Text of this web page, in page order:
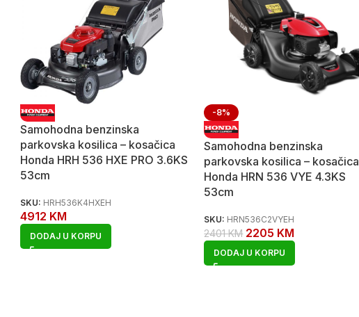
Samohodna benzinska
parkovska kosilica – kosačica
Honda HRH 536 HXE PRO 3.6KS
53cm
SKU: HRH536K4HXEH
4912 KM
DODAJ U KORPU
-8%
Samohodna benzinska
parkovska kosilica – kosačica
Honda HRN 536 VYE 4.3KS
53cm
SKU: HRN536C2VYEH
2401KM 2205 KM
DODAJ U KORPU